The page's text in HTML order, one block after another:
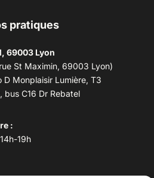
pratiques
69003 Lyon
St Maximin, 69003 Lyon)
Monplaisir Lumière, T3
bus C16 Dr Rebatel
:
19h